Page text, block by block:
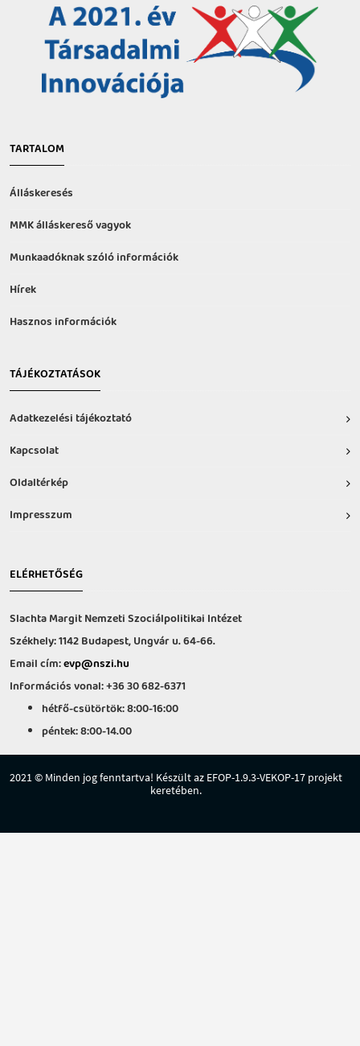
TARTALOM
Álláskeresés
MMK álláskereső vagyok
Munkaadóknak szóló információk
Hírek
Hasznos információk
TÁJÉKOZTATÁSOK
Adatkezelési tájékoztató
Kapcsolat
Oldaltérkép
Impresszum
ELÉRHETŐSÉG
Slachta Margit Nemzeti Szociálpolitikai Intézet
Székhely: 1142 Budapest, Ungvár u. 64-66.
Email cím:evp@nszi.hu
Információs vonal: +36 30 682-6371
hétfő-csütörtök: 8:00-16:00
péntek: 8:00-14.00
2021 © Minden jog fenntartva! Készült az EFOP-1.9.3-VEKOP-17 projekt
keretében.